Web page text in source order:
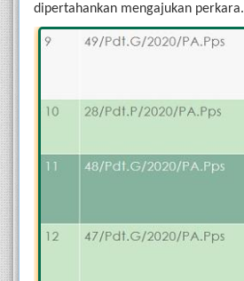
dipertahankan mengajukan perkara.